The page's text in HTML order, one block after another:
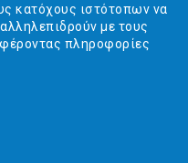
& Marketing Solutions
κατόχους ιστότοπων να
με τους
πληροφορίες